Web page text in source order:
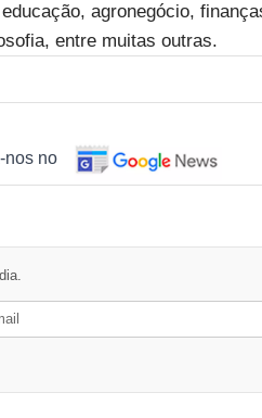
agronegócio,
entre muitas outras.
nos no